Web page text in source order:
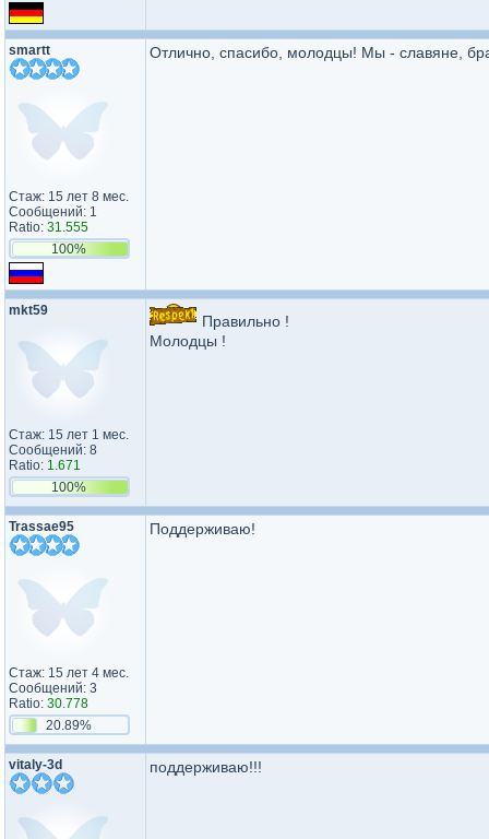
smartt
Стаж: 15 лет 8 мес.
Сообщений: 1
Ratio: 31.555
100%
Отлично, спасибо, молодцы! Мы - славяне,
mkt59
Стаж: 15 лет 1 мес.
Сообщений: 8
Ratio: 1.671
100%
Правильно !
Молодцы !
Trassae95
Стаж: 15 лет 4 мес.
Сообщений: 3
Ratio: 30.778
20.89%
Поддерживаю!
vitaly-3d поддерживаю!!!